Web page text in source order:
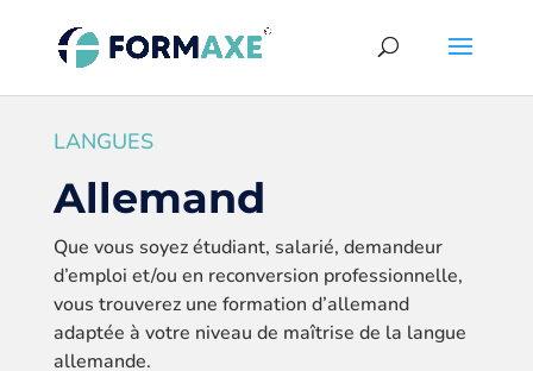
LANGUES
Allemand
Que vous soyez étudiant, salarié, demandeur
d’emploi et/ou en reconversion professionnelle,
vous trouverez une formation d’allemand
adaptée à votre niveau de maîtrise de la langue
allemande.